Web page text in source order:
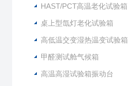
HAST/PCT高温老化试验箱
桌上型氙灯老化试验箱
高低温交变湿热温变试验箱
甲醛测试舱气候箱
高温高湿试验箱振动台